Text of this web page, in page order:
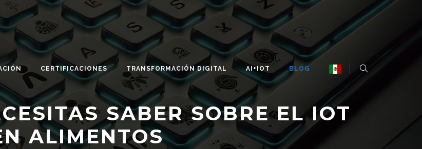
CERTIFICACIONES TRANSFORMACIÓN DIGITAL AI+IOT BLOG
SABER SOBRE EL IOT
ALIMENTOS